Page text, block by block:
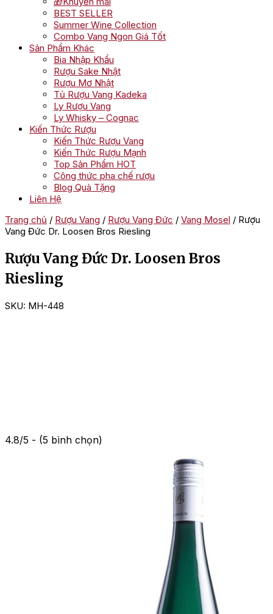
BEST SELLER
Summer Wine Collection
Combo Vang Ngon Giá Tốt
Sản Phẩm Khác
Bia Nhập Khẩu
Rượu Sake Nhật
Rượu Mơ Nhật
Tủ Rượu Vang Kadeka
Ly Rượu Vang
Ly Whisky – Cognac
Kiến Thức Rượu
Kiến Thức Rượu Vang
Kiến Thức Rượu Mạnh
Top Sản Phẩm HOT
Công thức pha chế rượu
Blog Quà Tặng
Liên Hệ
Trang chủ / Rượu Vang / Rượu Vang Đức / Vang Mosel / Rượu
Vang Đức Dr. Loosen Bros Riesling
Rượu Vang Đức Dr. Loosen Bros
Riesling
SKU: MH-448
4.8/5 - (5 bình chọn)